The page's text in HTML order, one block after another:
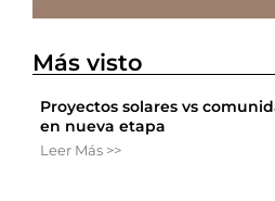
Más visto
Proyectos solares vs
en nueva etapa
Leer Más >>